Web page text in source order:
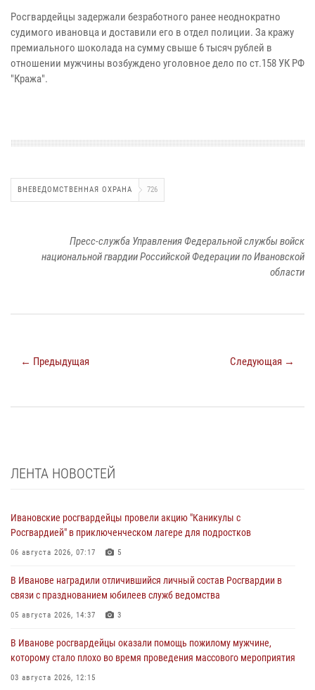
Росгвардейцы задержали безработного ранее неоднократно
судимого ивановца и доставили его в отдел полиции. За кражу
премиального шоколада на сумму свыше 6 тысяч рублей в
отношении мужчины возбуждено уголовное дело по ст.158 УК РФ
"Кража".
ВНЕВЕДОМСТВЕННАЯ ОХРАНА 726
Пресс-служба Управления Федеральной службы войск
национальной гвардии Российской Федерации по Ивановской
области
← Предыдущая Следующая →
ЛЕНТА НОВОСТЕЙ
Ивановские росгвардейцы провели акцию "Каникулы с
Росгвардией" в приключенческом лагере для подростков
06 августа 2026, 07:17 5
В Иванове наградили отличившийся личный состав Росгвардии в
связи с празднованием юбилеев служб ведомства
05 августа 2026, 14:37 3
В Иванове росгвардейцы оказали помощь пожилому мужчине,
которому стало плохо во время проведения массового мероприятия
03 августа 2026, 12:15